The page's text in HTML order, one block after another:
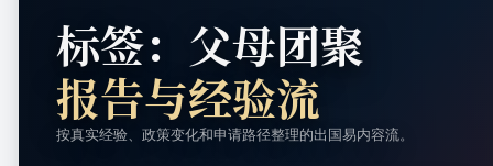
标签：父母团聚
报告与经验流
按真实经验、政策变化和申请路径整理的出国易内容流。